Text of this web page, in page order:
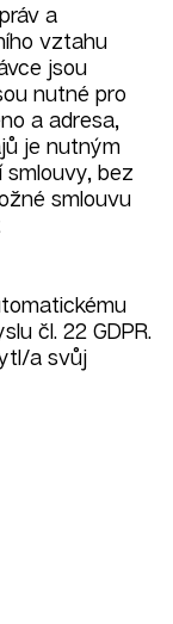
a
vztahu
jsou
nutné pro
a adresa,
je nutným
smlouvy, bez
smlouvu
čl. 22 GDPR.
a svůj